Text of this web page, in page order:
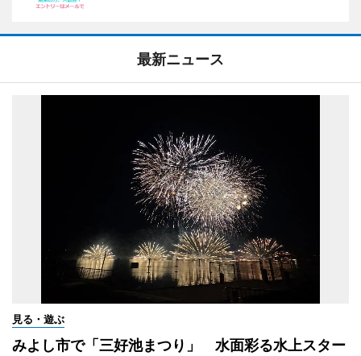
最新ニュース
見る・遊ぶ
みよし市で「三好池まつり」 水面彩る水上スター